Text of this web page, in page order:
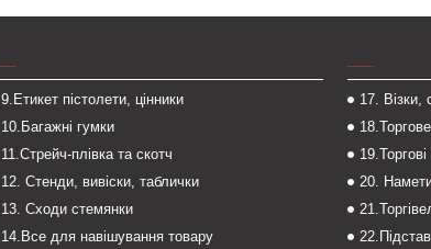
9.Етикет пістолети, цінники
10.Багажні гумки
11.Стрейч-плівка та скотч
12. Стенди, вивіски, таблички
13. Сходи стемянки
14.Все для навішування товару
17. Візки,
20.